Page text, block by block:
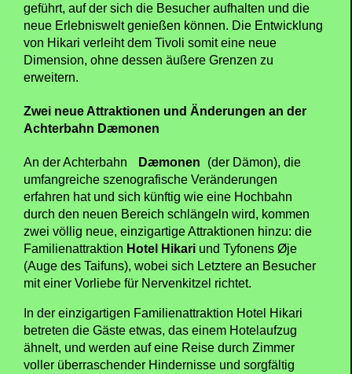
geführt, auf der sich die Besucher aufhalten und die
neue Erlebniswelt genießen können. Die Entwicklung
von Hikari verleiht dem Tivoli somit eine neue
Dimension, ohne dessen äußere Grenzen zu
erweitern.
Zwei neue Attraktionen und Änderungen an der
Achterbahn Dæmonen
An der Achterbahn Dæmonen
(der Dämon), die
umfangreiche szenografische Veränderungen
erfahren hat und sich künftig wie eine Hochbahn
durch den neuen Bereich schlängeln wird, kommen
zwei völlig neue, einzigartige Attraktionen hinzu: die
Familienattraktion Hotel Hikari und Tyfonens Øje
(Auge des Taifuns), wobei sich Letztere an Besucher
mit einer Vorliebe für Nervenkitzel richtet.
In der einzigartigen Familienattraktion Hotel Hikari
betreten die Gäste etwas, das einem Hotelaufzug
ähnelt, und werden auf eine Reise durch Zimmer
voller überraschender Hindernisse und sorgfältig